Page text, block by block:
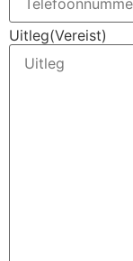
Uitleg(Vereist)